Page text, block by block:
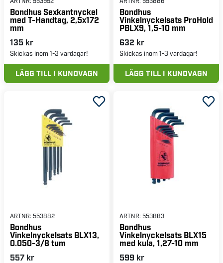
Bondhus Sexkantnyckel
med T-Handtag, 2,5x172
mm
135 kr
Skickas inom 1-3 vardagar!
LÄGG TILL I KUNDVAGN
Bondhus
Vinkelnyckelsats ProHold
PBLX9, 1,5-10 mm
632 kr
Skickas inom 1-3 vardagar!
LÄGG TILL I KUNDVAGN
ARTNR: 553882
Bondhus
Vinkelnyckelsats BLX13,
0.050-3/8 tum
557 kr
ARTNR: 553883
Bondhus
Vinkelnyckelsats BLX15
med kula, 1,27-10 mm
599 kr